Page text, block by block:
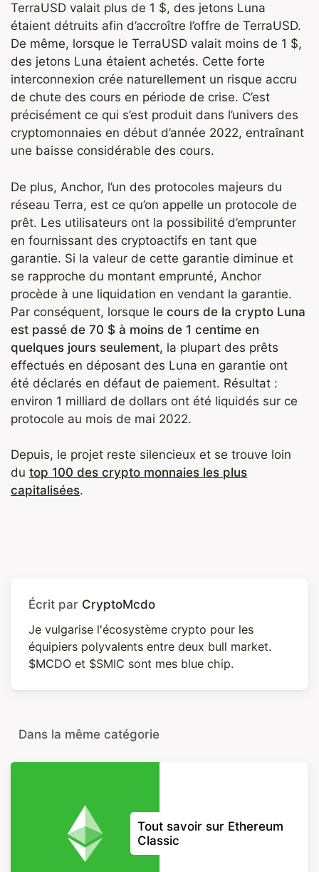
TerraUSD valait plus de 1 $, des jetons Luna
étaient détruits afin d’accroître l’offre de TerraUSD.
De même, lorsque le TerraUSD valait moins de 1 $,
des jetons Luna étaient achetés. Cette forte
interconnexion crée naturellement un risque accru
de chute des cours en période de crise. C’est
précisément ce qui s’est produit dans l’univers des
cryptomonnaies en début d’année 2022, entraînant
une baisse considérable des cours.
De plus, Anchor, l’un des protocoles majeurs du
réseau Terra, est ce qu’on appelle un protocole de
prêt. Les utilisateurs ont la possibilité d’emprunter
en fournissant des cryptoactifs en tant que
garantie. Si la valeur de cette garantie diminue et
se rapproche du montant emprunté, Anchor
procède à une liquidation en vendant la garantie.
Par conséquent, lorsque le cours de la crypto Luna
est passé de 70 $ à moins de 1 centime en
quelques jours seulement, la plupart des prêts
effectués en déposant des Luna en garantie ont
été déclarés en défaut de paiement. Résultat :
environ 1 milliard de dollars ont été liquidés sur ce
protocole au mois de mai 2022.
Depuis, le projet reste silencieux et se trouve loin
du top 100 des crypto monnaies les plus
capitalisées.
Écrit par CryptoMcdo
Je vulgarise l'écosystème crypto pour les
équipiers polyvalents entre deux bull market.
$MCDO et $SMIC sont mes blue chip.
Dans la même catégorie
Tout savoir sur Ethereum
Classic